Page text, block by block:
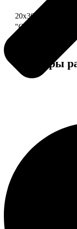
Услуга
20х30 110 частей
"Сердце" 20х20
Примеры